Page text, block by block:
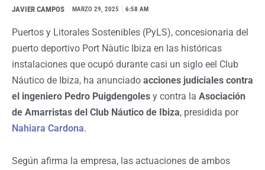
JAVIER CAMPOS MARZO 29, 2025 6:58 AM
Puertos y Litorales Sostenibles (PyLS), concesionaria del
puerto deportivo Port Nàutic Ibiza en las históricas
instalaciones que ocupó durante casi un siglo eel Club
Náutico de Ibiza, ha anunciado acciones judiciales contra
el ingeniero Pedro Puigdengoles y contra la Asociación
de Amarristas del Club Náutico de Ibiza, presidida por
Nahiara Cardona.
Según afirma la empresa, las actuaciones de ambos